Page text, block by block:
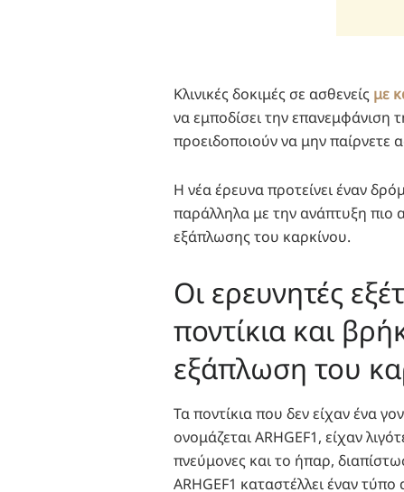
Κλινικές δοκιμές σε ασθενείς με
να εμποδίσει την επανεμφάνιση
προειδοποιούν να μην παίρνετε
Η νέα έρευνα προτείνει έναν
παράλληλα με την ανάπτυξη
εξάπλωσης του καρκίνου.
Οι ερευνητές
ποντίκια και
εξάπλωση του
Τα ποντίκια που δεν είχαν ένα
ονομάζεται ARHGEF1, είχαν
πνεύμονες και το ήπαρ,
ARHGEF1 καταστέλλει έναν